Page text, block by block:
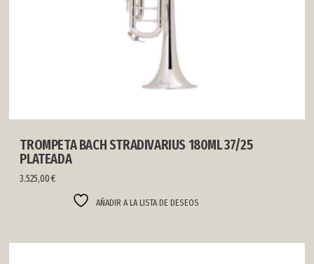
TROMPETA BACH STRADIVARIUS 180ML 37/25
PLATEADA
3.525,00€
AÑADIR A LA LISTA DE DESEOS